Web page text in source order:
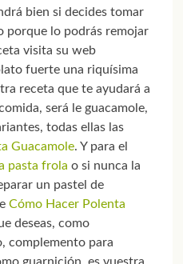
bien si decides tomar
porque lo podrás remojar
visita su web
fuerte una riquísima
receta que te ayudará a
será le guacamole,
todas ellas las
Guacamole. Y para el
pasta frola o si nunca la
un pastel de
Cómo Hacer Polenta
deseas, como
complemento para
guarnición, es vuestra